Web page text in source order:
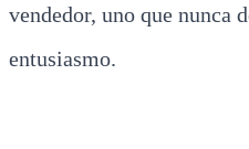
vendedor, uno que nunca
entusiasmo.